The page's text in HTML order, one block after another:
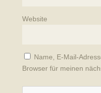
Website
Name, E-Mail-
Browser für meinen